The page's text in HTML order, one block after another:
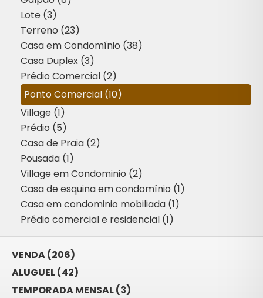
Lote (3)
Terreno (23)
Casa em Condomínio (38)
Casa Duplex (3)
Prédio Comercial (2)
Ponto Comercial (10)
Village (1)
Prédio (5)
Casa de Praia (2)
Pousada (1)
Village em Condominio (2)
Casa de esquina em condomínio (1)
Casa em condominio mobiliada (1)
Prédio comercial e residencial (1)
VENDA (206)
ALUGUEL (42)
TEMPORADA MENSAL (3)